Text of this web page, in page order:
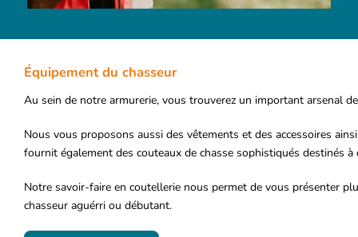
Équipement du chasseur
Au sein de notre armurerie, vous trouverez un important arsenal
Nous vous proposons aussi des vêtements et des accessoires
fournit également des couteaux de chasse sophistiqués destinés à
Notre savoir-faire en coutellerie nous permet de vous présenter
chasseur aguérri ou débutant.